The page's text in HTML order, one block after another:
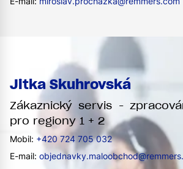
Jitka Skuhrovská
Zákaznický servis -
pro regiony 1 + 2
Mobil: +420 724 705 032
E-mail: